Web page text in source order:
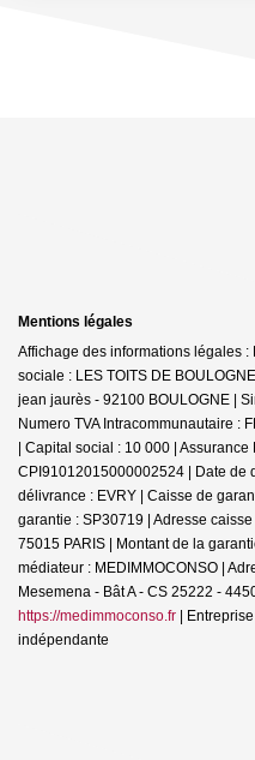
Mentions légales
Affichage des informations légales :
sociale : LES TOITS DE
jean jaurès - 92100 BOULOGNE |
Numero TVA Intracommunautaire :
| Capital social : 10 000 | Assurance
CPI91012015000002524 | Date de
délivrance : EVRY | Caisse de
garantie : SP30719 | Adresse
75015 PARIS | Montant de la
médiateur : MEDIMMOCONSO |
Mesemena - Bât A - CS 25222 -
https://medimmoconso.fr |
indépendante